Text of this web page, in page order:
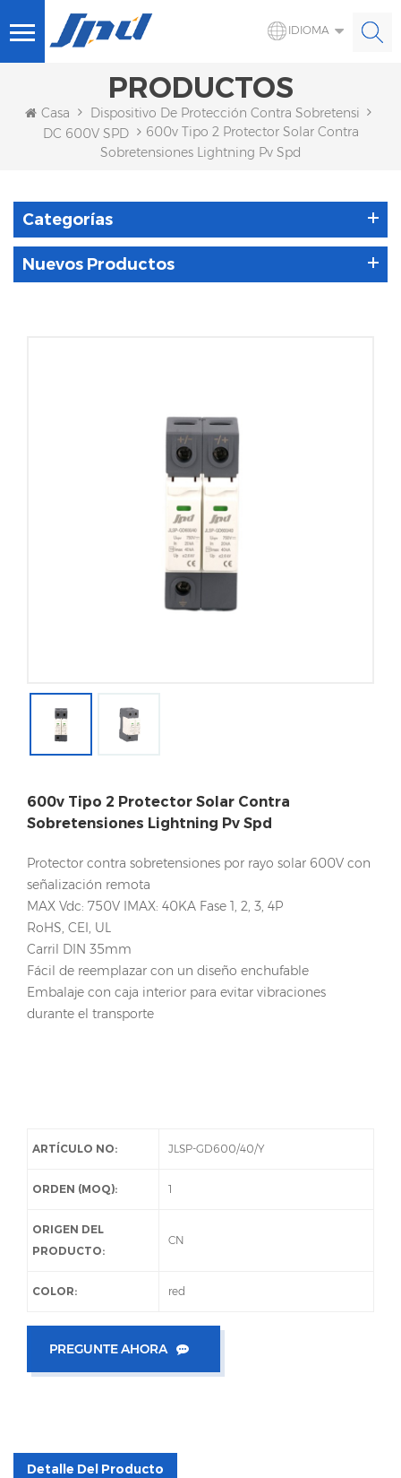
IDIOMA
PRODUCTOS
Casa
Dispositivo De Protección Contra Sobretensiones
DC 600V SPD
600v Tipo 2 Protector Solar Contra
Sobretensiones Lightning Pv Spd
Categorías
Nuevos Productos
600v Tipo 2 Protector Solar Contra
Sobretensiones Lightning Pv Spd
Protector contra sobretensiones por rayo solar 600V con
señalización remota
MAX Vdc: 750V IMAX: 40KA Fase 1, 2, 3, 4P
RoHS, CEI, UL
Carril DIN 35mm
Fácil de reemplazar con un diseño enchufable
Embalaje con caja interior para evitar vibraciones
durante el transporte
ARTÍCULO NO: JLSP-GD600/40/Y
ORDEN (MOQ): 1
ORIGEN DEL
PRODUCTO:
CN
COLOR: red
PREGUNTE AHORA
Detalle Del Producto